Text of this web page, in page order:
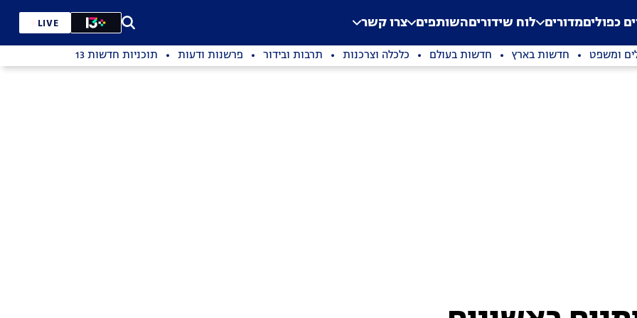
Application error: a
. כפוליםמדורים לוח שידוריםהשותפים צרו קשר LIVE
ומשפט חדשות בארץ חדשות בעולם כלכלה וצרכנות תרבות ובידור פרשנות ודעות תוכניות חדשות 13